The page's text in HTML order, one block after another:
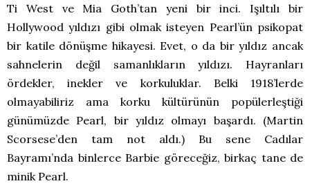
Ti West ve Mia Goth’tan yeni bir inci. Işıltılı bir
Hollywood yıldızı gibi olmak isteyen Pearl’ün psikopat
bir katile dönüşme hikayesi. Evet, o da bir yıldız ancak
sahnelerin değil samanlıkların yıldızı. Hayranları
ördekler, inekler ve korkuluklar. Belki 1918’lerde
olmayabiliriz ama korku kültürünün popülerleştiği
günümüzde Pearl, bir yıldız olmayı başardı. (Martin
Scorsese’den tam not aldı.) Bu sene Cadılar
Bayramı’nda binlerce Barbie göreceğiz, birkaç tane de
minik Pearl.